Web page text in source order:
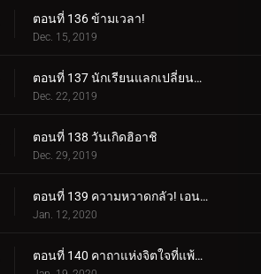
ตอนที่ 136 ข้ามเวลา!
Dec. 15, 2019
ตอนที่ 137 นักเรียนแลกเปลี่ยนซามูไร
Dec. 22, 2019
ตอนที่ 138 วันเกิดฮิอาชิ
Dec. 29, 2019
ตอนที่ 139 ความหวาดกลัว! เอนโกะ โอนิคุมะ!
Jan. 12, 2020
ตอนที่ 140 คาถาแห่งจิตใจที่แพ้มันฝรั่งทอด